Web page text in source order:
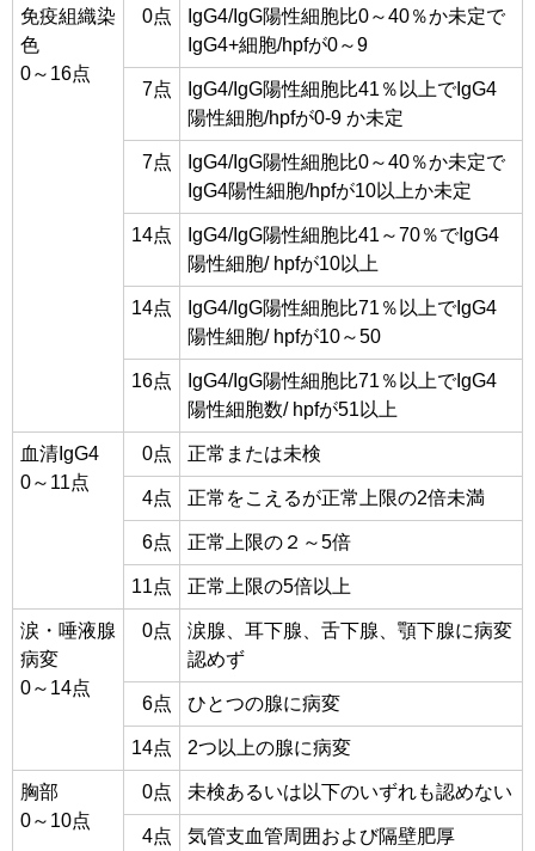
免疫組織染
色
0～16点
0点
IgG4/IgG陽性細胞比0～40％か未定で
IgG4+細胞/hpfが0～9
7点
IgG4/IgG陽性細胞比41％以上でIgG4
陽性細胞/hpfが0-9 か未定
7点
IgG4/IgG陽性細胞比0～40％か未定で
IgG4陽性細胞/hpfが10以上か未定
14点
IgG4/IgG陽性細胞比41～70％でIgG4
陽性細胞/ hpfが10以上
14点
IgG4/IgG陽性細胞比71％以上でIgG4
陽性細胞/ hpfが10～50
16点
IgG4/IgG陽性細胞比71％以上でIgG4
陽性細胞数/ hpfが51以上
血清IgG4
0～11点
0点 正常または未検
4点 正常をこえるが正常上限の2倍未満
6点 正常上限の２～5倍
11点 正常上限の5倍以上
涙・唾液腺
病変
0～14点
0点
涙腺、耳下腺、舌下腺、顎下腺に病変
認めず
6点 ひとつの腺に病変
14点 2つ以上の腺に病変
胸部
0～10点
0点 未検あるいは以下のいずれも認めない
4点 気管支血管周囲および隔壁肥厚